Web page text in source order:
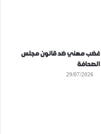
غضب مهني ضد قانون مجلس
الصحافة
29/07/2026